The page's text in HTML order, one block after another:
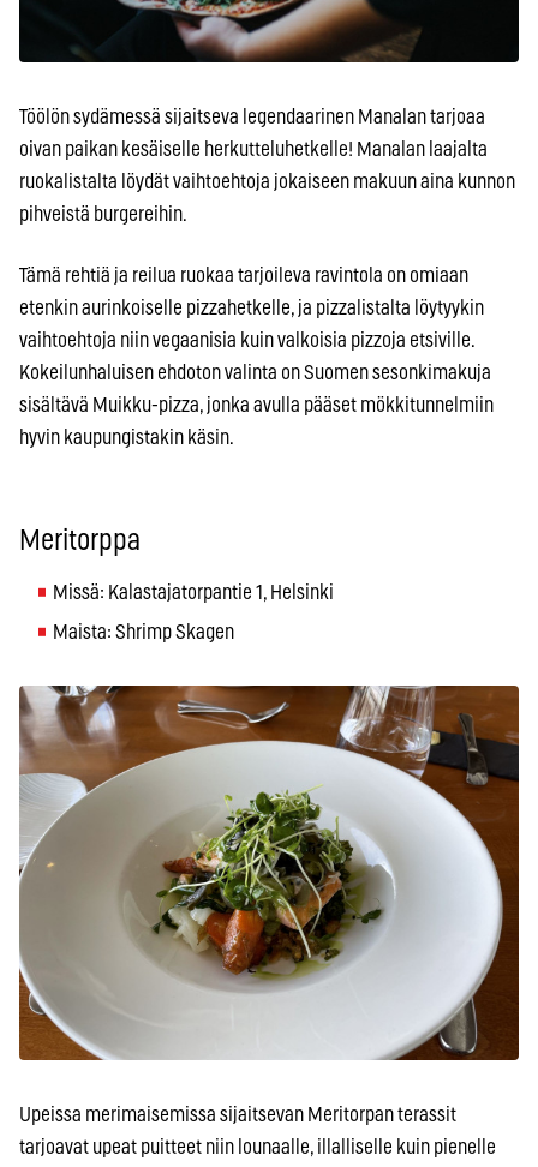
Töölön sydämessä sijaitseva legendaarinen Manalan tarjoaa
oivan paikan kesäiselle herkutteluhetkelle! Manalan laajalta
ruokalistalta löydät vaihtoehtoja jokaiseen makuun aina kunnon
pihveistä burgereihin.
Tämä rehtiä ja reilua ruokaa tarjoileva ravintola on omiaan
etenkin aurinkoiselle pizzahetkelle, ja pizzalistalta löytyykin
vaihtoehtoja niin vegaanisia kuin valkoisia pizzoja etsiville.
Kokeilunhaluisen ehdoton valinta on Suomen sesonkimakuja
sisältävä Muikku-pizza, jonka avulla pääset mökkitunnelmiin
hyvin kaupungistakin käsin.
Meritorppa
Missä: Kalastajatorpantie 1, Helsinki
Maista: Shrimp Skagen
Upeissa merimaisemissa sijaitsevan Meritorpan terassit
tarjoavat upeat puitteet niin lounaalle, illalliselle kuin pienelle